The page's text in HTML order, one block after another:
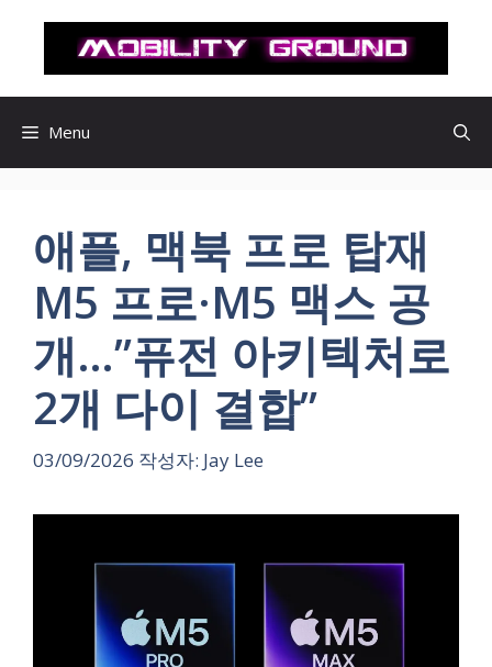
로
Menu
애플, 맥북 프로 탑재
M5 프로·M5 맥스 공
개…”퓨전 아키텍처로
2개 다이 결합”
03/09/2026 작성자: Jay Lee